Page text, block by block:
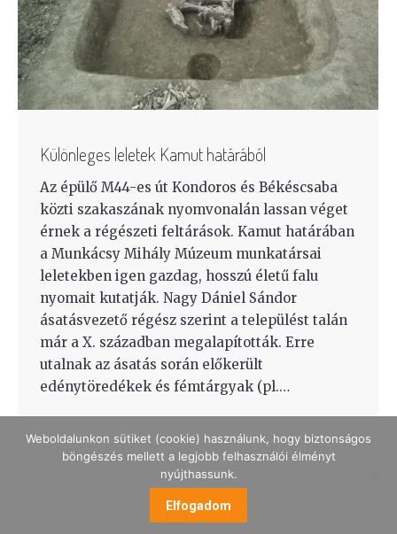
Különleges leletek Kamut határából
Az épülő M44-es út Kondoros és Békéscsaba
közti szakaszának nyomvonalán lassan véget
érnek a régészeti feltárások. Kamut határában
a Munkácsy Mihály Múzeum munkatársai
leletekben igen gazdag, hosszú életű falu
nyomait kutatják. Nagy Dániel Sándor
ásatásvezető régész szerint a települést talán
már a X. században megalapították. Erre
utalnak az ásatás során előkerült
edénytöredékek és fémtárgyak (pl.…
MENÜ
Weboldalunkon sütiket (cookie) használunk, hogy biztonságos
böngészés mellett a legjobb felhasználói élményt
nyújthassunk.
Elfogadom